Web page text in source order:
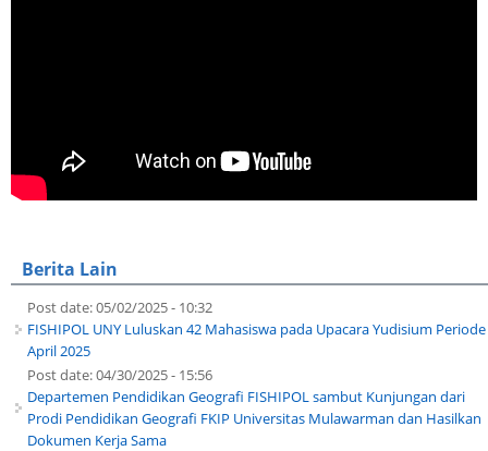
Berita Lain
Post date:05/02/2025 - 10:32
FISHIPOL UNY Luluskan 42 Mahasiswa pada Upacara Yudisium Periode
April 2025
Post date:04/30/2025 - 15:56
Departemen Pendidikan Geografi FISHIPOL sambut Kunjungan dari
Prodi Pendidikan Geografi FKIP Universitas Mulawarman dan Hasilkan
Dokumen Kerja Sama